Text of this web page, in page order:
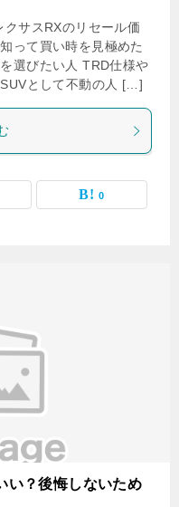
サスRXのリセール価
って買い時を見極めた
選びたい人 TRD仕様や
として不動の人 […]
0
い？後悔しないため